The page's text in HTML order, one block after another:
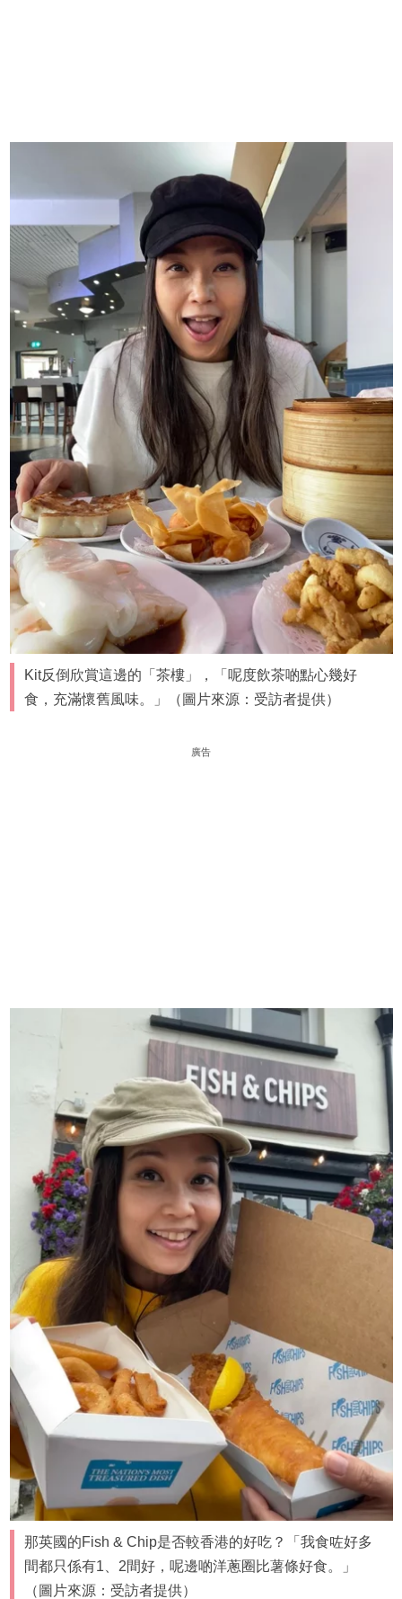
Kit反倒欣賞這邊的「茶樓」，「呢度飲茶啲點心幾好
食，充滿懷舊風味。」（圖片來源：受訪者提供）
廣告
那英國的Fish & Chip是否較香港的好吃？「我食咗好多
間都只係有1、2間好，呢邊啲洋蔥圈比薯條好食。」
（圖片來源：受訪者提供）